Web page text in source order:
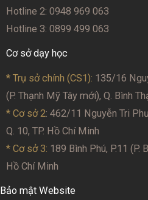
Hotline 2: 0948 969 063
Hotline 3: 0899 499 063
Cơ sở dạy học
* Trụ sở chính (CS1): 135/16
(P. Thạnh Mỹ Tây mới), Q. Bình
* Cơ sở 2: 462/11 Nguyễn Tri
Q. 10, TP. Hồ Chí Minh
* Cơ sở 3: 189 Bình Phú, P.11 (P.
Hồ Chí Minh
Bảo mật Website